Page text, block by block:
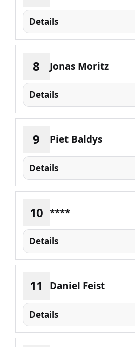
Details
8 Jonas Moritz
Details
9 Piet Baldys
Details
10 ****
Details
11 Daniel Feist
Details